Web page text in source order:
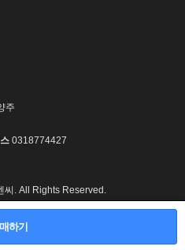
하기
주
0318774427
. All Rights Reserved.
버전